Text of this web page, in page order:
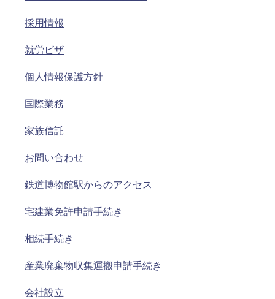
採用情報
就労ビザ
個人情報保護方針
国際業務
家族信託
お問い合わせ
鉄道博物館駅からのアクセス
宅建業免許申請手続き
相続手続き
産業廃棄物収集運搬申請手続き
会社設立